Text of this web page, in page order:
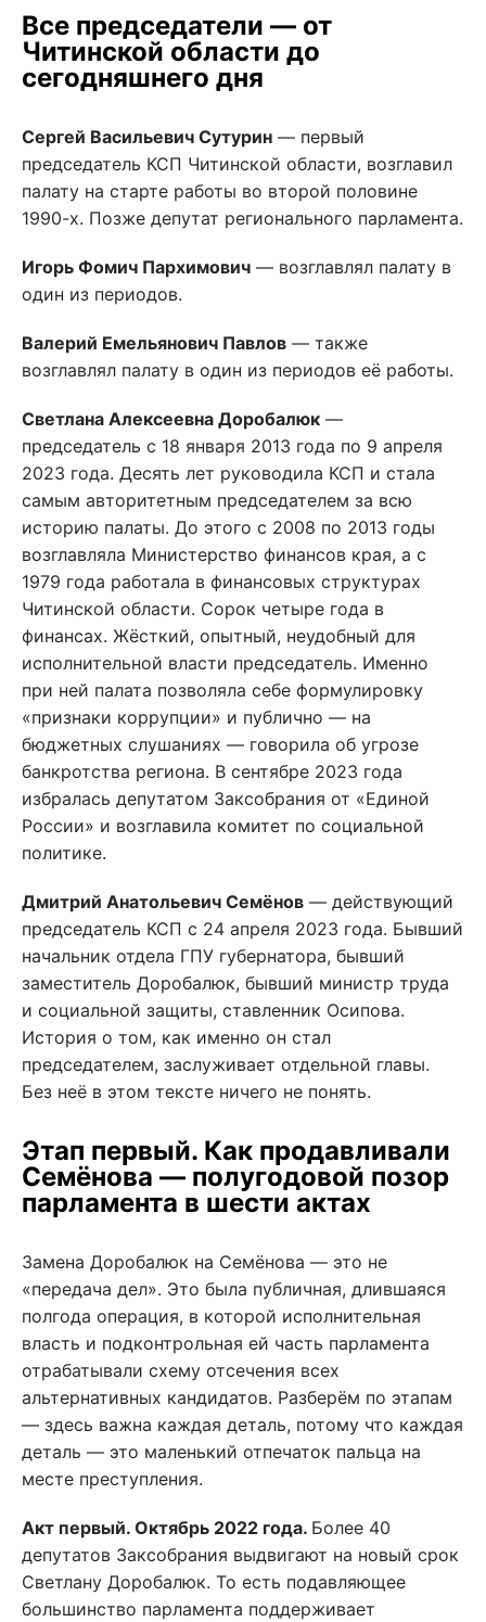
Все председатели — от
Читинской области до
сегодняшнего дня
Сергей Васильевич Сутурин — первый
председатель КСП Читинской области, возглавил
палату на старте работы во второй половине
1990-х. Позже депутат регионального парламента.
Игорь Фомич Пархимович — возглавлял палату в
один из периодов.
Валерий Емельянович Павлов — также
возглавлял палату в один из периодов её работы.
Светлана Алексеевна Доробалюк —
председатель с 18 января 2013 года по 9 апреля
2023 года. Десять лет руководила КСП и стала
самым авторитетным председателем за всю
историю палаты. До этого с 2008 по 2013 годы
возглавляла Министерство финансов края, а с
1979 года работала в финансовых структурах
Читинской области. Сорок четыре года в
финансах. Жёсткий, опытный, неудобный для
исполнительной власти председатель. Именно
при ней палата позволяла себе формулировку
«признаки коррупции» и публично — на
бюджетных слушаниях — говорила об угрозе
банкротства региона. В сентябре 2023 года
избралась депутатом Заксобрания от «Единой
России» и возглавила комитет по социальной
политике.
Дмитрий Анатольевич Семёнов — действующий
председатель КСП с 24 апреля 2023 года. Бывший
начальник отдела ГПУ губернатора, бывший
заместитель Доробалюк, бывший министр труда
и социальной защиты, ставленник Осипова.
История о том, как именно он стал
председателем, заслуживает отдельной главы.
Без неё в этом тексте ничего не понять.
Этап первый. Как продавливали
Семёнова — полугодовой позор
парламента в шести актах
Замена Доробалюк на Семёнова — это не
«передача дел». Это была публичная, длившаяся
полгода операция, в которой исполнительная
власть и подконтрольная ей часть парламента
отрабатывали схему отсечения всех
альтернативных кандидатов. Разберём по этапам
— здесь важна каждая деталь, потому что каждая
деталь — это маленький отпечаток пальца на
месте преступления.
Акт первый. Октябрь 2022 года. Более 40
депутатов Заксобрания выдвигают на новый срок
Светлану Доробалюк. То есть подавляющее
большинство парламента поддерживает